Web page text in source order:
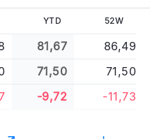
YTD 52W
81,67
86,49
71,50
71,50
-9,72 -11,73